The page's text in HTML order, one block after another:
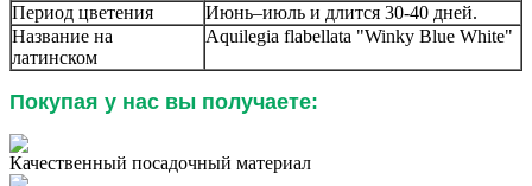
Период цветения
Июнь–июль и длится 30-40 дней.
Название на
латинском
Aquilegia flabellata "Winky Blue White"
Покупая у нас вы получаете:
Качественный посадочный материал